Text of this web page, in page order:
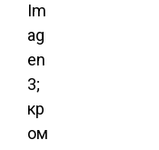
Im
ag
en
3;
кр
ом